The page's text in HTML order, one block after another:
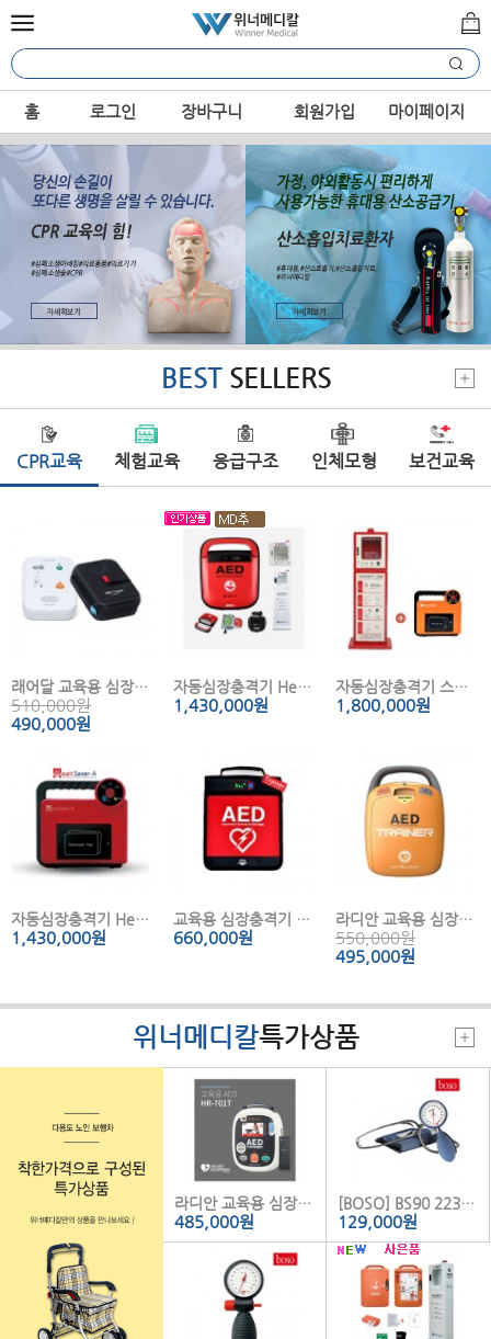
홈 로그인 장바구니 회원가입 마이페이지
BESTSELLERS
CPR교육 체험교육 응급구조 인체모형 보건교육
래어달 교육용 심장충격기 AED Trainer (1pack)
510,000원
490,000원
자동심장충격기 HeartOn A15-G4
1,430,000원
자동심장충격기 스탠드 보관함 세트 Heart Keeper
1,800,000원
자동심장충격기 Heart Saver-A
1,430,000원
교육용 심장충격기 ReHeart Trainer
660,000원
라디안 교육용 심장충격기 HR-501T
550,000원
495,000원
위너메디칼특가상품
라디안 교육용 심장충격기 HR-701T
485,000원
[BOSO] BS90 223 청진기일체형 아네로이드 혈압계
129,000원